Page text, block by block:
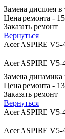
Замена дисплея
Цена ремонта -
Заказать ремонт
Вернуться
Acer ASPIRE V5-
Acer ASPIRE V5-
Замена динамика
Цена ремонта -
Заказать ремонт
Вернуться
Acer ASPIRE V5-
Acer ASPIRE V5-